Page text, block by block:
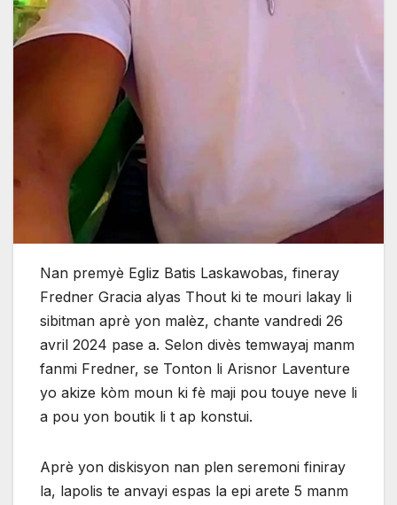
Nan premyè Egliz Batis Laskawobas, fineray
Fredner Gracia alyas Thout ki te mouri lakay li
sibitman aprè yon malèz, chante vandredi 26
avril 2024 pase a. Selon divès temwayaj manm
fanmi Fredner, se Tonton li Arisnor Laventure
yo akize kòm moun ki fè maji pou touye neve li
a pou yon boutik li t ap konstui.
Aprè yon diskisyon nan plen seremoni finiray
la, lapolis te anvayi espas la epi arete 5 manm